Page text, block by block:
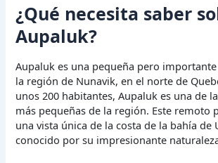
¿Qué necesita saber
Aupaluk?
Aupaluk es una pequeña pero
la región de Nunavik, en el norte de
unos 200 habitantes, Aupaluk es una de
más pequeñas de la región. Este remoto
una vista única de la costa de la bahía de
conocido por su impresionante